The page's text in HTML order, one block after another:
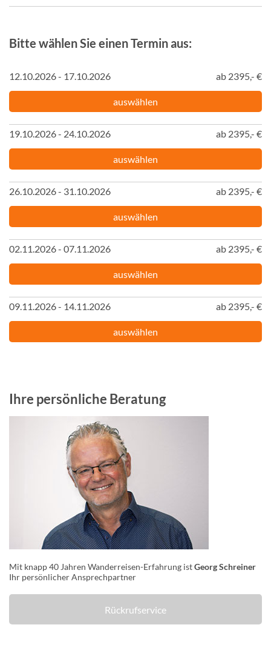
Bitte wählen Sie einen Termin aus:
12.10.2026 - 17.10.2026 ab 2395,- €
auswählen
19.10.2026 - 24.10.2026 ab 2395,- €
auswählen
26.10.2026 - 31.10.2026 ab 2395,- €
auswählen
02.11.2026 - 07.11.2026 ab 2395,- €
auswählen
09.11.2026 - 14.11.2026 ab 2395,- €
auswählen
Ihre persönliche Beratung
Mit knapp 40 Jahren Wanderreisen-Erfahrung istGeorg Schreiner
Ihr persönlicher Ansprechpartner
Rückrufservice